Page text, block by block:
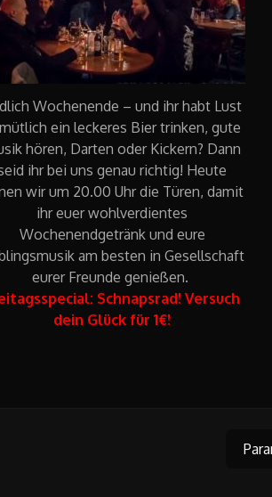
Wochenende – und ihr habt Lust
ein leckeres Bier trinken, gute
hören, Darten oder Kickern? Dann
ihr bei uns genau richtig! Heute
wir um 20.00 Uhr die Türen, damit
ihr euer wohlverdientes
Wochenendgetränk und eure
am besten in Gesellschaft
eurer Freunde genießen.
Schnapsrad! Versuch
dein Glück für 1€!